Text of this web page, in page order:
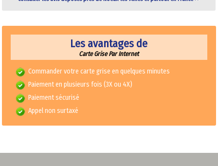
Les avantages de
Carte Grise Par Internet
Commander votre carte grise en quelques minutes
Paiement en plusieurs fois (3X ou 4X)
Paiement sécurisé
Appel non surtaxé